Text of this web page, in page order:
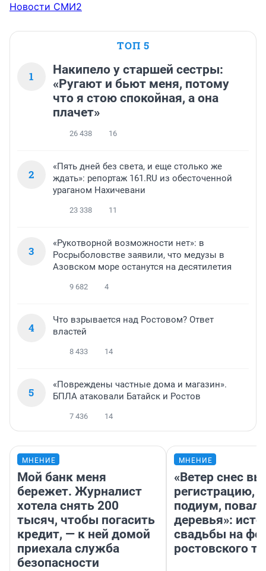
Новости СМИ2
ТОП 5
1
Накипело у старшей сестры:
«Ругают и бьют меня, потому
что я стою спокойная, а она
плачет»
26 438 16
2
«Пять дней без света, и еще столько же
ждать»: репортаж 161.RU из обесточенной
ураганом Нахичевани
23 338 11
3
«Рукотворной возможности нет»: в
Росрыболовстве заявили, что медузы в
Азовском море останутся на десятилетия
9 682 4
4
Что взрывается над Ростовом? Ответ
властей
8 433 14
5
«Повреждены частные дома и магазин».
БПЛА атаковали Батайск и Ростов
7 436 14
МНЕНИЕ
Мой банк меня
бережет. Журналист
хотела снять 200
тысяч, чтобы погасить
кредит, — к ней домой
приехала служба
безопасности
МНЕНИЕ
«Ветер снес
регистрацию,
подиум,
деревья»:
свадьбы на
ростовского